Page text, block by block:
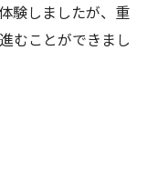
験しましたが、重
むことができまし